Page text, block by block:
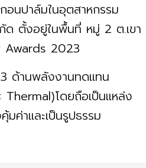
อนปาล์มในอุตสาหกรรม
ด ตั้งอยู่ในพื้นที่ หมู่ 2 ต.เขา
Awards 2023
ด้านพลังงานทดแทน
Thermal)โดยถือเป็นแหล่ง
ค่าและเป็นรูปธรรม